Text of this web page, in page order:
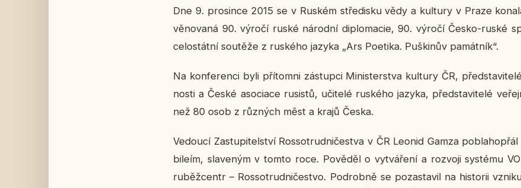
Dne 9. pro­sin­ce 2015 se v Ruském stře­dis­ku vědy a kul­tu­ry v Praze
vě­no­va­ná 90. výročí ruské ná­rod­ní di­plo­ma­cie, 90. výročí Česko-ruské
ce­lo­stát­ní sou­tě­že z rus­ké­ho jazyka „Ars Po­e­ti­ka. Puški­nův pa­mát­ník“.
Na kon­fe­ren­ci byli pří­tomni zá­stup­ci Mi­nis­ter­stva kul­tu­ry ČR,
nos­ti a České aso­ci­a­ce ru­sis­tů, uči­te­lé rus­ké­ho jazyka, před­sta­vi­te­lé
než 80 osob z růz­ných měst a krajů Česka.
Ve­dou­cí Za­stu­pi­tel­ství Ros­so­trud­ni­čestva v ČR Leonid Gamza
bi­leím, sla­ve­ným v tomto roce. Po­vě­děl o vy­tvá­ře­ní a roz­vo­ji sys­té­mu
ruběž­cen­tr – Ros­so­trud­ni­čestvo. Po­drob­ně se po­za­sta­vil na his­to­rii